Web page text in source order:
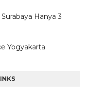
Hanya 3
Yogyakarta